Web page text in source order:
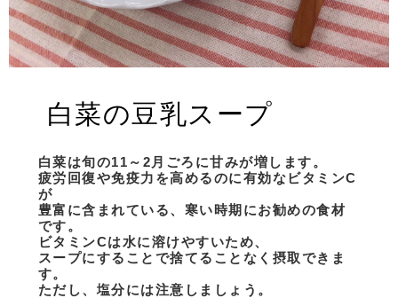
白菜の豆乳スープ
白菜は旬の11～2月ごろに甘みが増します。
疲労回復や免疫力を高めるのに有効なビタミンC
が
豊富に含まれている、寒い時期にお勧めの食材
です。
ビタミンCは水に溶けやすいため、
スープにすることで捨てることなく摂取できま
す。
ただし、塩分には注意しましょう。